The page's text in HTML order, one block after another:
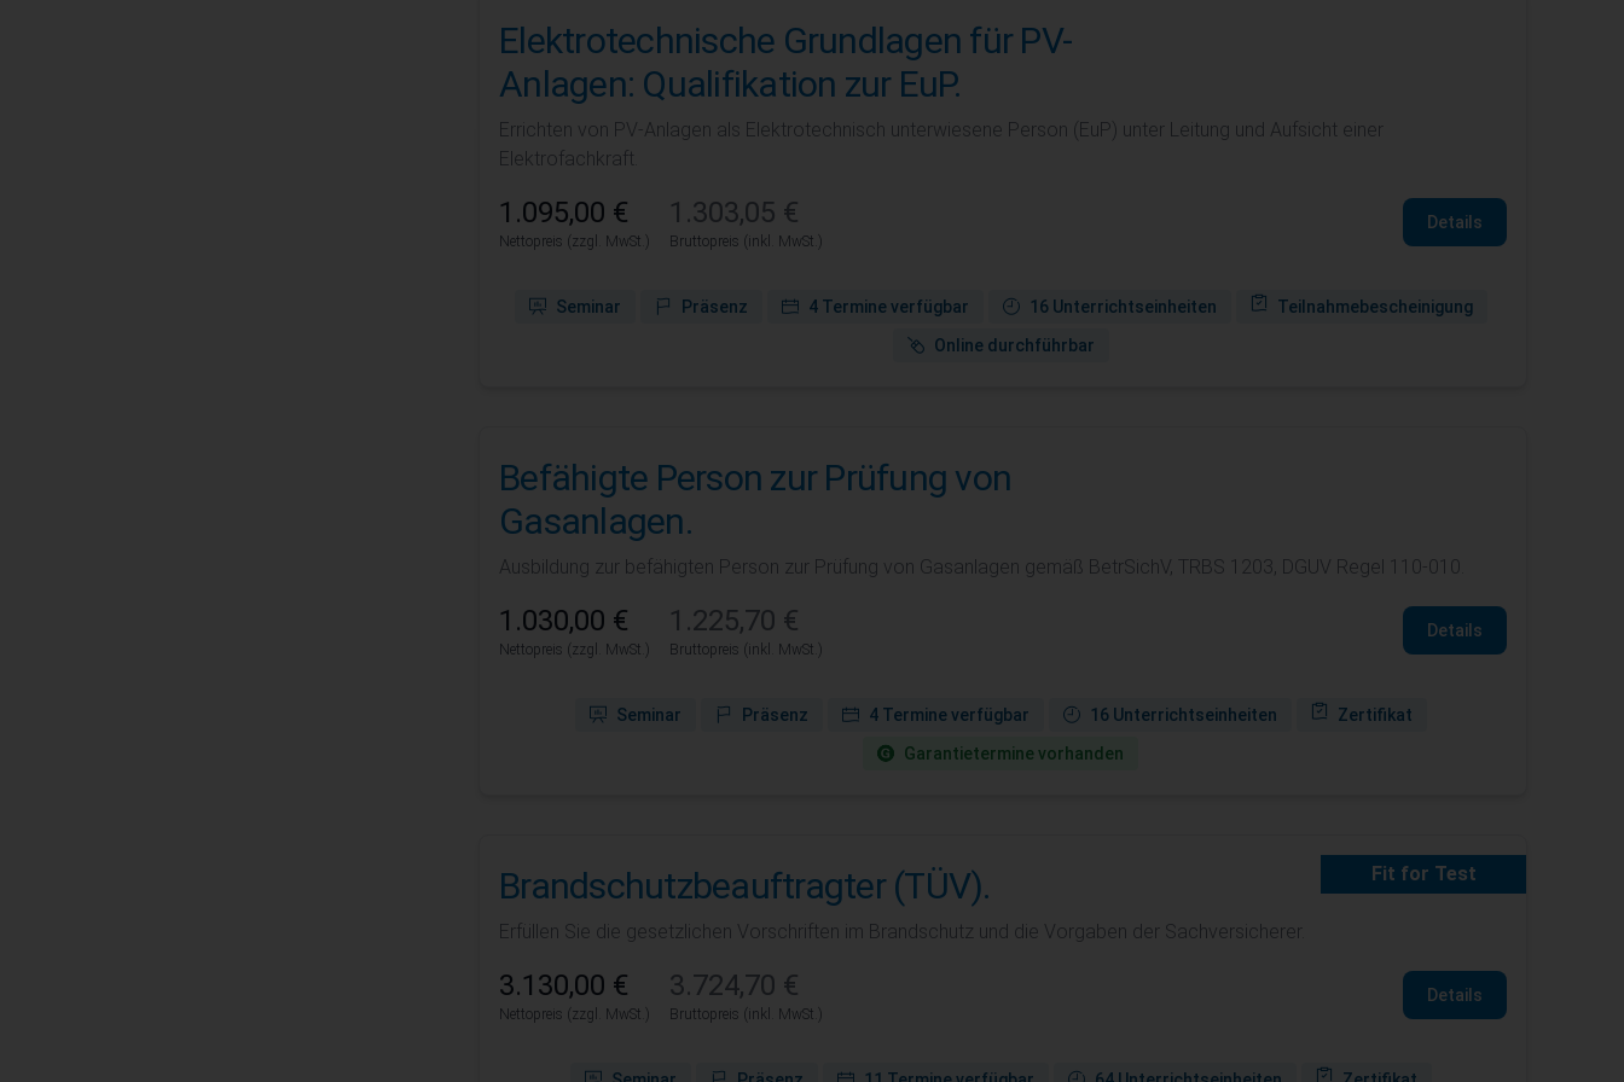
Elektrotechnische Grundlagen für PV-
Anlagen: Qualifikation zur EuP.
Errichten von PV-Anlagen als Elektrotechnisch unterwiesene Person (EuP) unter Leitung und Aufsicht einer
Elektrofachkraft.
1.095,00 €
Nettopreis (zzgl. MwSt.)
1.303,05 €
Bruttopreis (inkl. MwSt.)
Details
Seminar Präsenz 4 Termine verfügbar 16 Unterrichtseinheiten
Teilnahmebescheinigung
Online durchführbar
Befähigte Person zur Prüfung von
Gasanlagen.
Ausbildung zur befähigten Person zur Prüfung von Gasanlagen gemäß BetrSichV, TRBS 1203, DGUV Regel 110-010.
1.030,00 €
Nettopreis (zzgl. MwSt.)
1.225,70 €
Bruttopreis (inkl. MwSt.)
Details
Seminar Präsenz 4 Termine verfügbar 16 Unterrichtseinheiten
Zertifikat
Garantie­termine vorhanden
Fit for Test
Brandschutzbeauftragter (TÜV).
Erfüllen Sie die gesetzlichen Vorschriften im Brandschutz und die Vorgaben der Sachversicherer.
3.130,00 €
Nettopreis (zzgl. MwSt.)
3.724,70 €
Bruttopreis (inkl. MwSt.)
Details